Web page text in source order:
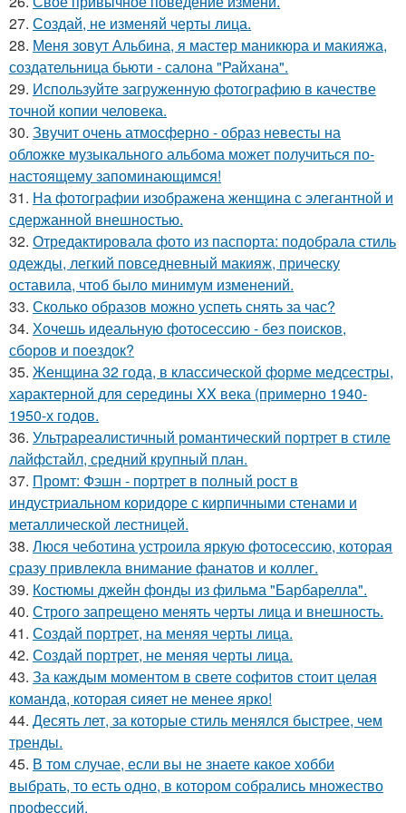
27. Создай, не изменяй черты лица.
28. Меня зовут Альбина, я мастер маникюра и макияжа,
создательница бьюти - салона "Райхана".
29. Используйте загруженную фотографию в качестве
точной копии человека.
30. Звучит очень атмосферно - образ невесты на
обложке музыкального альбома может получиться по-
настоящему запоминающимся!
31. На фотографии изображена женщина с элегантной и
сдержанной внешностью.
32. Отредактировала фото из паспорта: подобрала стиль
одежды, легкий повседневный макияж, прическу
оставила, чтоб было минимум изменений.
33. Сколько образов можно успеть снять за час?
34. Хочешь идеальную фотосессию - без поисков,
сборов и поездок?
35. Женщина 32 года, в классической форме медсестры,
характерной для середины XX века (примерно 1940-
1950-х годов.
36. Ультрареалистичный романтический портрет в стиле
лайфстайл, средний крупный план.
37. Промт: Фэшн - портрет в полный рост в
индустриальном коридоре с кирпичными стенами и
металлической лестницей.
38. Люся чеботина устроила яркую фотосессию, которая
сразу привлекла внимание фанатов и коллег.
39. Костюмы джейн фонды из фильма "Барбарелла".
40. Строго запрещено менять черты лица и внешность.
41. Создай портрет, на меняя черты лица.
42. Создай портрет, не меняя черты лица.
43. За каждым моментом в свете софитов стоит целая
команда, которая сияет не менее ярко!
44. Десять лет, за которые стиль менялся быстрее, чем
тренды.
45. В том случае, если вы не знаете какое хобби
выбрать, то есть одно, в котором собрались множество
профессий.